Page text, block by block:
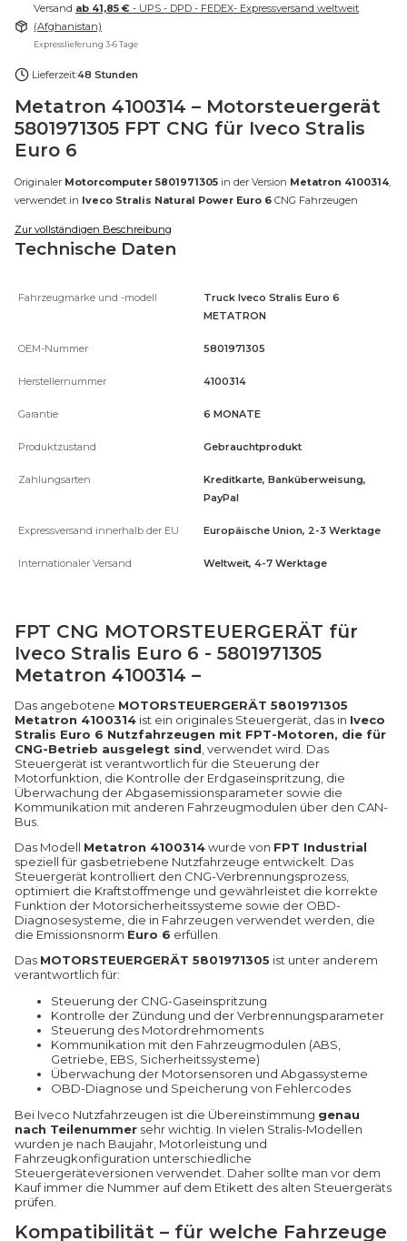
Versand ab 41,85 € - UPS - DPD - FEDEX- Expressversand weltweit
(Afghanistan)
Expresslieferung 3-6 Tage
Lieferzeit:48 Stunden
Metatron 4100314 – Motorsteuergerät
5801971305 FPT CNG für Iveco Stralis
Euro 6
Originaler Motorcomputer 5801971305 in der Version Metatron 4100314
verwendet in Iveco Stralis Natural Power Euro 6 CNG Fahrzeugen
Zur vollständigen Beschreibung
Technische Daten
Fahrzeugmarke und -modell
Truck Iveco Stralis Euro 6
METATRON
OEM-Nummer 5801971305
Herstellernummer 4100314
Garantie 6 MONATE
Produktzustand Gebrauchtprodukt
Zahlungsarten
Kreditkarte, Banküberweisung,
PayPal
Expressversand innerhalb der EU Europäische Union, 2-3 Werktage
Internationaler Versand Weltweit, 4-7 Werktage
FPT CNG MOTORSTEUERGERÄT für
Iveco Stralis Euro 6 - 5801971305
Metatron 4100314 –
Das angebotene MOTORSTEUERGERÄT 5801971305
Metatron 4100314 ist ein originales Steuergerät, das in Iveco
Stralis Euro 6 Nutzfahrzeugen mit FPT-Motoren, die für
CNG-Betrieb ausgelegt sind , verwendet wird. Das
Steuergerät ist verantwortlich für die Steuerung der
Motorfunktion, die Kontrolle der Erdgaseinspritzung, die
Überwachung der Abgasemissionsparameter sowie die
Kommunikation mit anderen Fahrzeugmodulen über den CAN-
Bus.
Das Modell Metatron 4100314wurde von FPT Industrial
speziell für gasbetriebene Nutzfahrzeuge entwickelt. Das
Steuergerät kontrolliert den CNG-Verbrennungsprozess,
optimiert die Kraftstoffmenge und gewährleistet die korrekte
Funktion der Motorsicherheitssysteme sowie der OBD-
Diagnosesysteme, die in Fahrzeugen verwendet werden, die
die Emissionsnorm Euro 6 erfüllen.
Das MOTORSTEUERGERÄT 5801971305 ist unter anderem
verantwortlich für:
Steuerung der CNG-Gaseinspritzung
Kontrolle der Zündung und der Verbrennungsparameter
Steuerung des Motordrehmoments
Kommunikation mit den Fahrzeugmodulen (ABS,
Getriebe, EBS, Sicherheitssysteme)
Überwachung der Motorsensoren und Abgassysteme
OBD-Diagnose und Speicherung von Fehlercodes
Bei Iveco Nutzfahrzeugen ist die Übereinstimmung genau
nach Teilenummer sehr wichtig. In vielen Stralis-Modellen
wurden je nach Baujahr, Motorleistung und
Fahrzeugkonfiguration unterschiedliche
Steuergeräteversionen verwendet. Daher sollte man vor dem
Kauf immer die Nummer auf dem Etikett des alten Steuergeräts
prüfen.
Kompatibilität – für welche Fahrzeuge